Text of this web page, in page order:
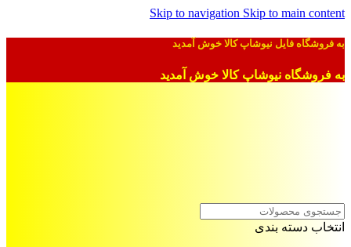
Skip to navigation Skip to main content
به فروشگاه فایل نیوشاپ کالا خوش آمدید
به فروشگاه نیوشاپ کالا خوش آمدید
انتخاب دسته بندی